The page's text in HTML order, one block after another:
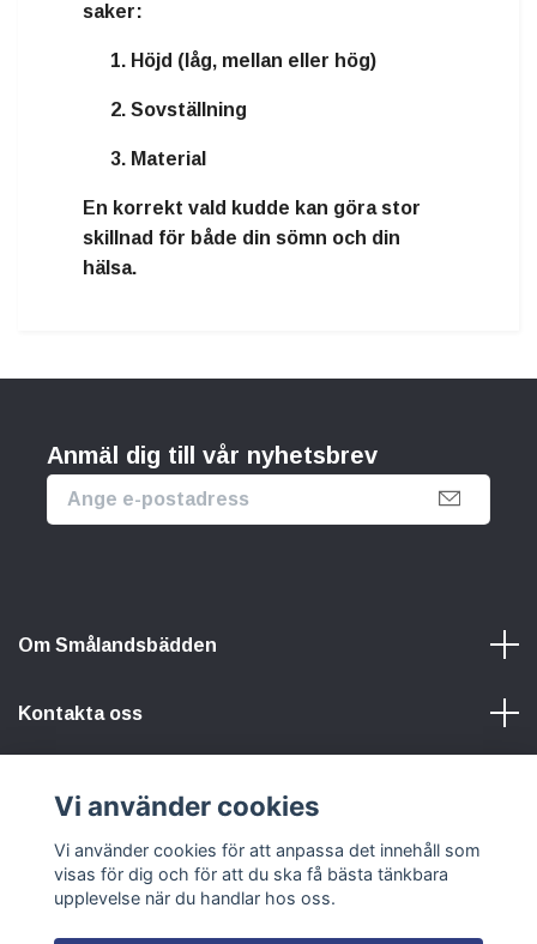
saker:
Höjd (låg, mellan eller hög)
Sovställning
Material
En korrekt vald kudde kan göra stor
skillnad för både din sömn och din
hälsa.
Anmäl dig till vår nyhetsbrev
Om Smålandsbädden
Kontakta oss
Sociala medier
Vi använder cookies
Vi använder cookies för att anpassa det innehåll som
visas för dig och för att du ska få bästa tänkbara
upplevelse när du handlar hos oss.